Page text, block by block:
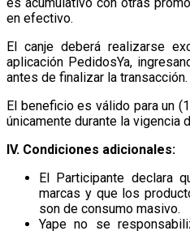
en efectivo.
El canje deberá realizarse
aplicación PedidosYa,
antes de finalizar la transacción.
El beneficio es válido para un
únicamente durante la vigencia
IV. Condiciones adicionales:
El Participante declara
marcas y que los
son de consumo masivo.
Yape no se